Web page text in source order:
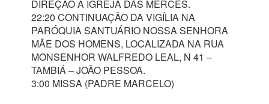
DIREÇÃO À IGREJA DAS MERCÊS.
22:20 CONTINUAÇÃO DA VIGÍLIA NA
PARÓQUIA SANTUÁRIO NOSSA SENHORA
MÃE DOS HOMENS, LOCALIZADA NA RUA
MONSENHOR WALFREDO LEAL, N 41 –
TAMBIÁ – JOÃO PESSOA.
3:00 MISSA (PADRE MARCELO)